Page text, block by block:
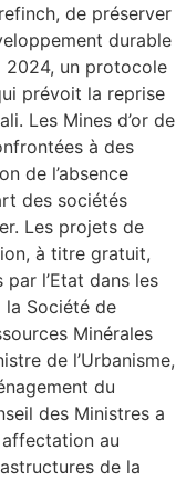
de préserver
durable
2024, un protocole
prévoit la reprise
Les Mines d’or de
à des
de l’absence
des sociétés
Les projets de
à titre gratuit,
l’Etat dans les
la Société de
Minérales
de l’Urbanisme,
du
des Ministres a
au
de la